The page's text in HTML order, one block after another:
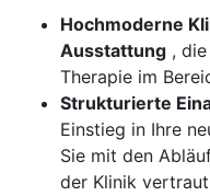
Hochmoderne
Ausstattung ,
Therapie im
Strukturierte
Einstieg in Ihre
Sie mit den
der Klinik